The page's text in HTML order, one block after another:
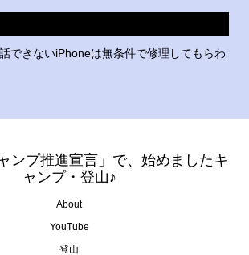
できないiPhoneは無条件で修理してもらわ
ンプ推進宣言」で、始めましたキ
ャンプ・登山♪
About
YouTube
登山